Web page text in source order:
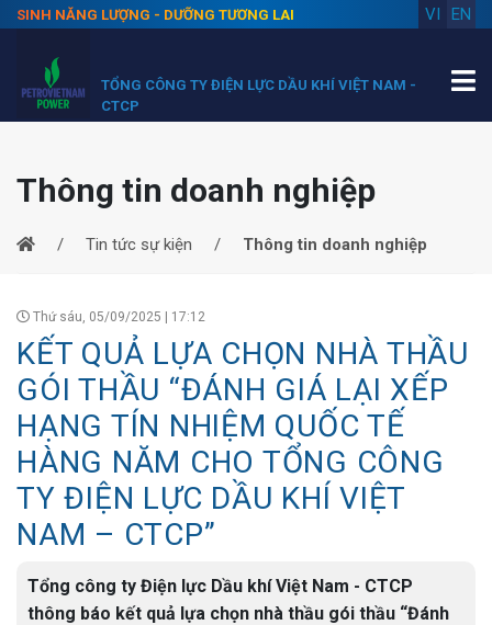
SINH NĂNG LƯỢNG - DƯỠNG TƯƠNG LAI EN
VI
TỔNG CÔNG TY ĐIỆN LỰC DẦU KHÍ VIỆT NAM -
CTCP
Thông tin doanh nghiệp
Tin tức sự kiện Thông tin doanh nghiệp
Thứ sáu, 05/09/2025 | 17:12
KẾT QUẢ LỰA CHỌN NHÀ THẦU
GÓI THẦU “ĐÁNH GIÁ LẠI XẾP
HẠNG TÍN NHIỆM QUỐC TẾ
HÀNG NĂM CHO TỔNG CÔNG
TY ĐIỆN LỰC DẦU KHÍ VIỆT
NAM – CTCP”
Tổng công ty Điện lực Dầu khí Việt Nam - CTCP
thông báo kết quả lựa chọn nhà thầu gói thầu “Đánh